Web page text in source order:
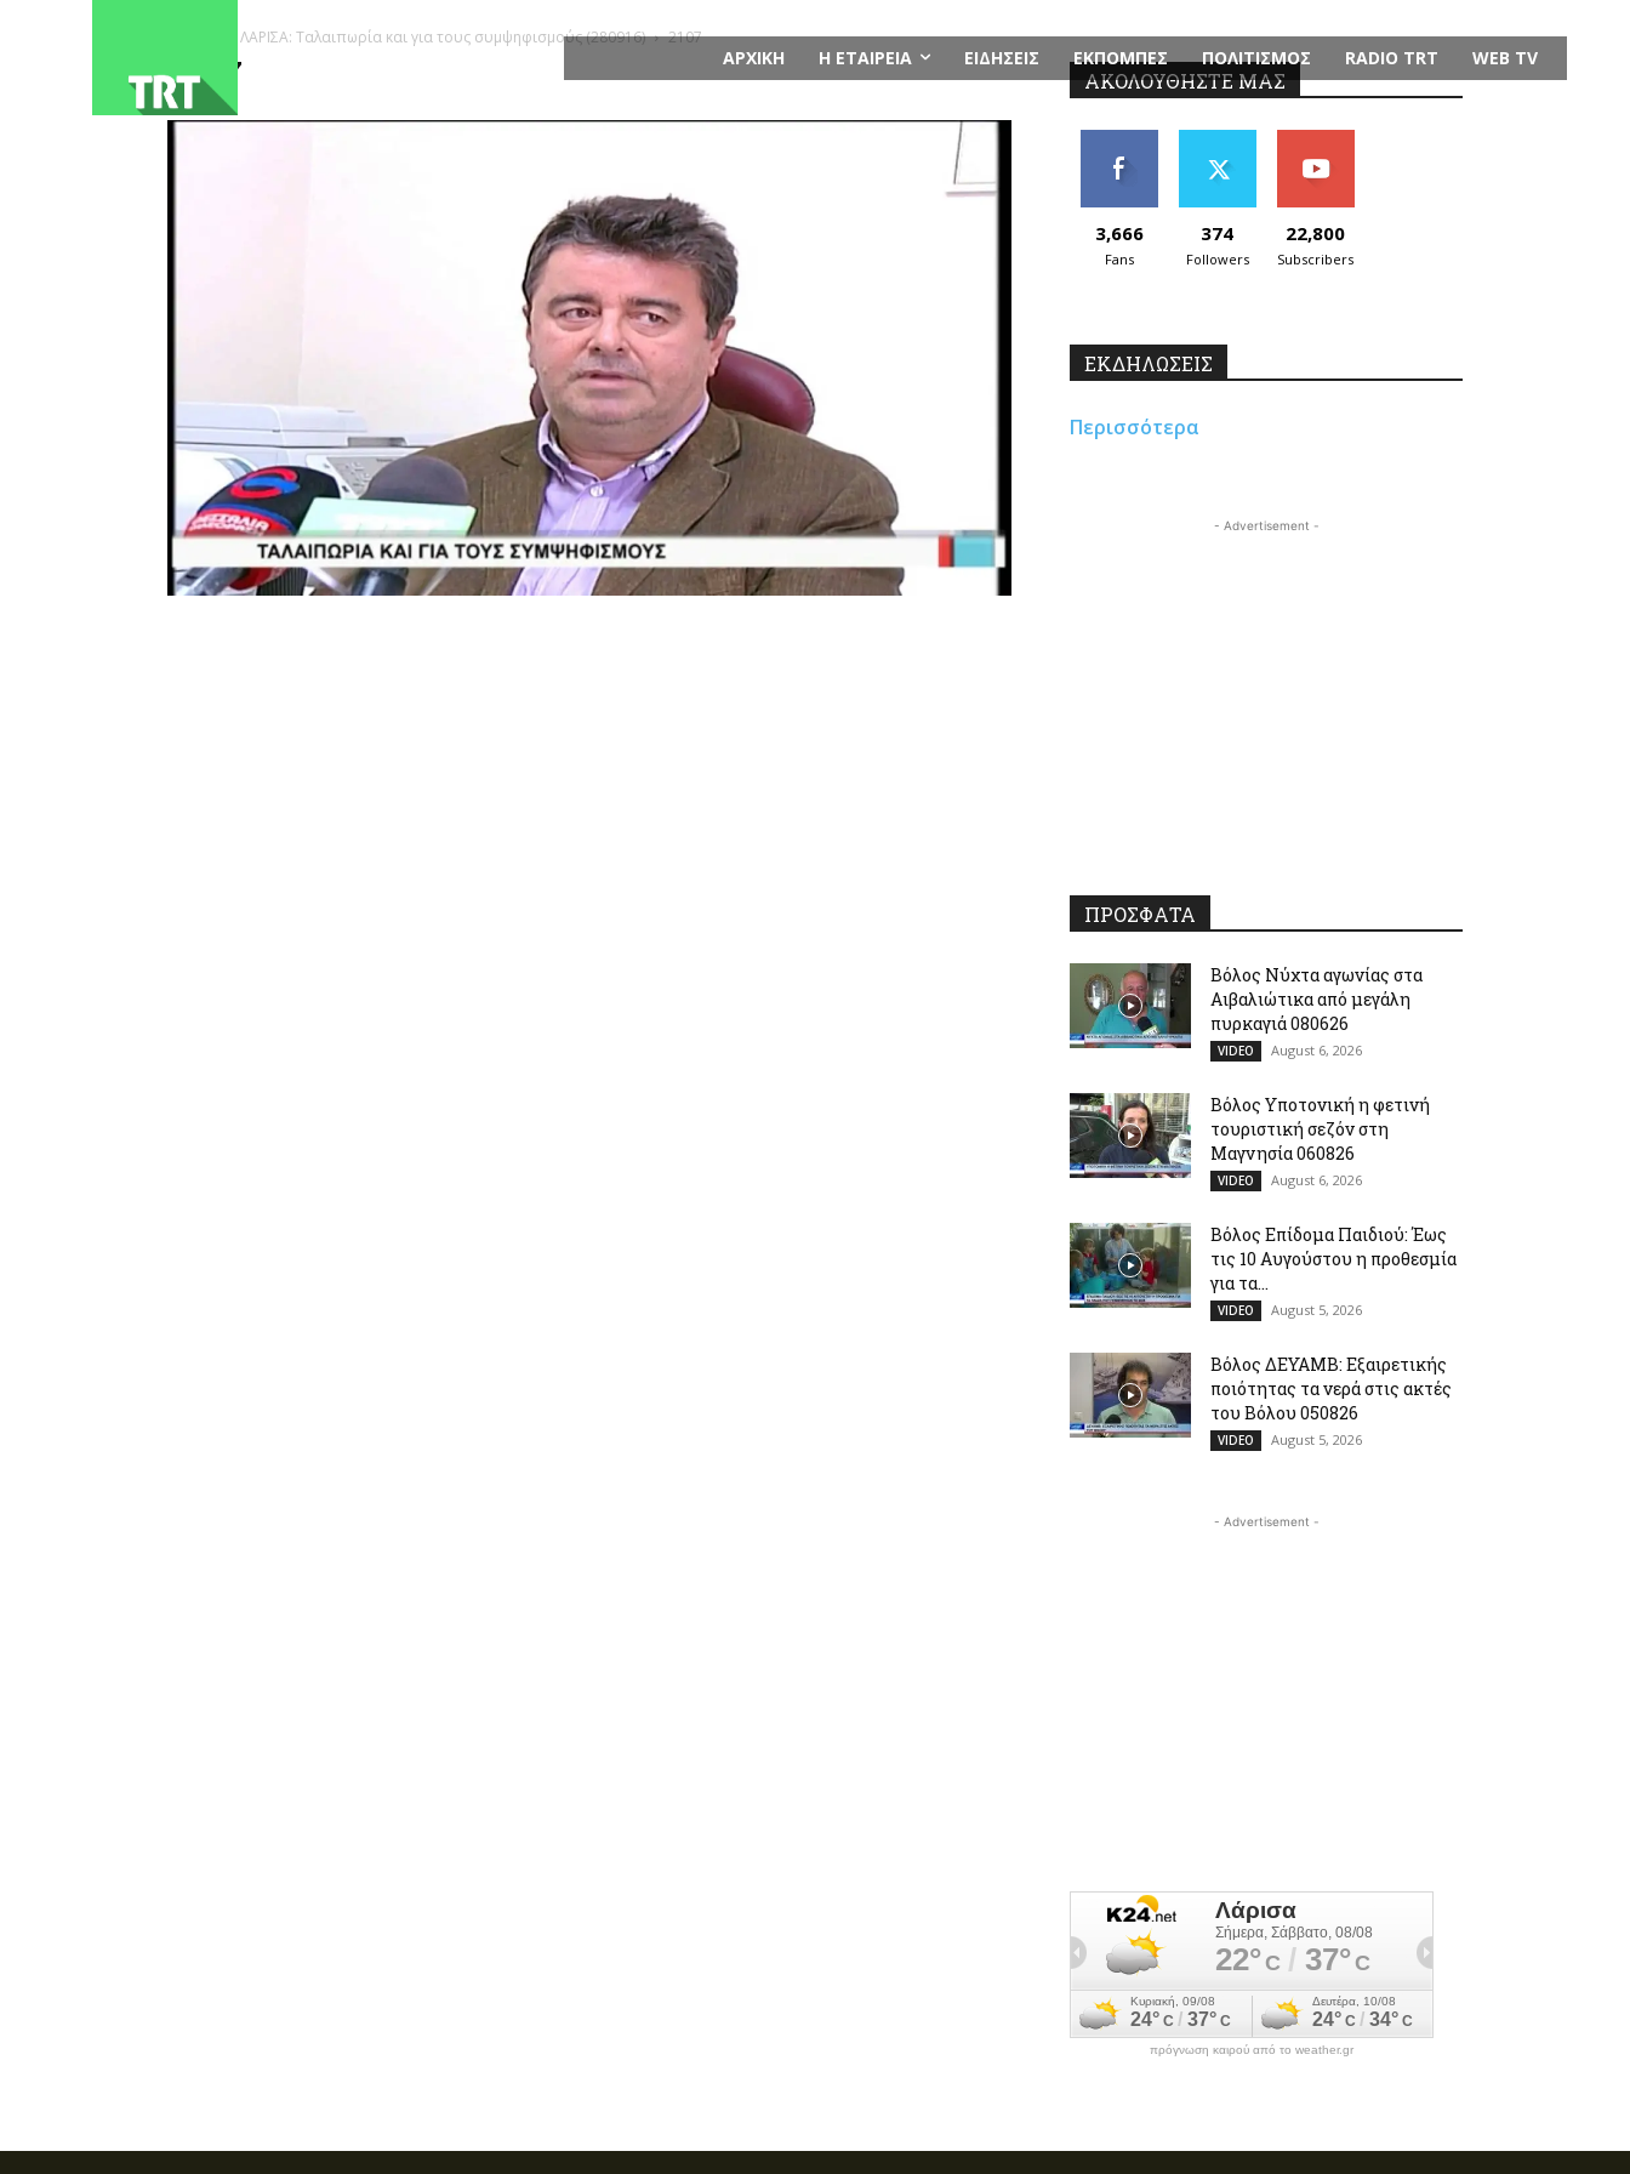
ΑΡΧΙΚΗ Η ΕΤΑΙΡΕΙΑ ΕΙΔΗΣΕΙΣ ΕΚΠΟΜΠΕΣ ΠΟΛΙΤΙΣΜΟΣ RADIO TRT WEB TV
ΛΑΡΙΣΑ: Ταλαιπωρία και για τους συμψηφισμούς (280916) 2107
2107 ΑΚΟΛΟΥΘΗΣΤΕ ΜΑΣ
3,666
Fans
374
Followers
22,800
Subscribers
ΕΚΔΗΛΩΣΕΙΣ
Περισσότερα
- Advertisement -
ΠΡΟΣΦΑΤΑ
Βόλος Νύχτα αγωνίας στα
Αιβαλιώτικα από μεγάλη
πυρκαγιά 080626
VIDEO August 6, 2026
Βόλος Υποτονική η φετινή
τουριστική σεζόν στη
Μαγνησία 060826
VIDEO August 6, 2026
Βόλος Επίδομα Παιδιού: Έως
τις 10 Αυγούστου η προθεσμία
για τα...
VIDEO August 5, 2026
Βόλος ΔΕΥΑΜΒ: Εξαιρετικής
ποιότητας τα νερά στις ακτές
του Βόλου 050826
VIDEO August 5, 2026
- Advertisement -
πρόγνωση καιρού από το weather.gr